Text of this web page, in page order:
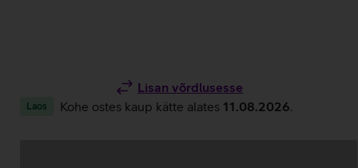
Lisan võrdlusesse
Laos Kohe ostes kaup kätte alates 11.08.2026